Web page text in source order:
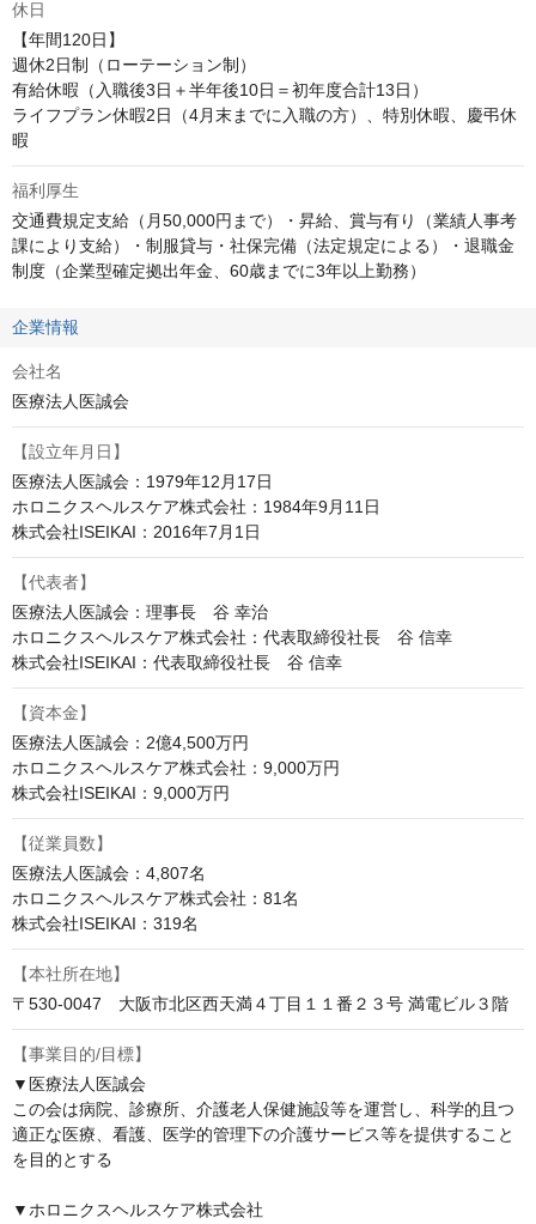
休日
【年間120日】
週休2日制（ローテーション制）
有給休暇（入職後3日＋半年後10日＝初年度合計13日）
ライフプラン休暇2日（4月末までに入職の方）、特別休暇、慶弔休
暇
福利厚生
交通費規定支給（月50,000円まで）・昇給、賞与有り（業績人事考
課により支給）・制服貸与・社保完備（法定規定による）・退職金
制度（企業型確定拠出年金、60歳までに3年以上勤務）
企業情報
会社名
医療法人医誠会
【設立年月日】
医療法人医誠会：1979年12月17日
ホロニクスヘルスケア株式会社：1984年9月11日
株式会社ISEIKAI：2016年7月1日
【代表者】
医療法人医誠会：理事長　谷 幸治
ホロニクスヘルスケア株式会社：代表取締役社長　谷 信幸
株式会社ISEIKAI：代表取締役社長　谷 信幸
【資本金】
医療法人医誠会：2億4,500万円
ホロニクスヘルスケア株式会社：9,000万円
株式会社ISEIKAI：9,000万円
【従業員数】
医療法人医誠会：4,807名
ホロニクスヘルスケア株式会社：81名
株式会社ISEIKAI：319名
【本社所在地】
〒530-0047　大阪市北区西天満４丁目１１番２３号 満電ビル３階
【事業目的/目標】
▼医療法人医誠会
この会は病院、診療所、介護老人保健施設等を運営し、科学的且つ
適正な医療、看護、医学的管理下の介護サービス等を提供すること
を目的とする
▼ホロニクスヘルスケア株式会社